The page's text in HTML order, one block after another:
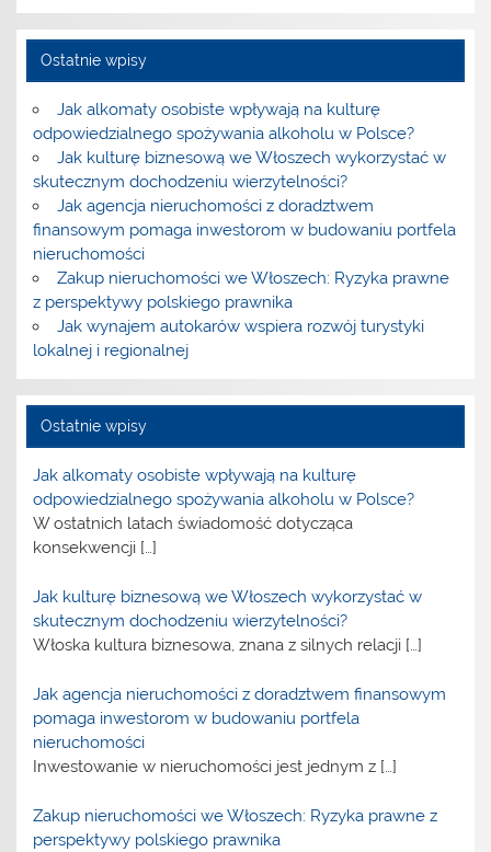
Ostatnie wpisy
Jak alkomaty osobiste wpływają na kulturę
odpowiedzialnego spożywania alkoholu w Polsce?
Jak kulturę biznesową we Włoszech wykorzystać w
skutecznym dochodzeniu wierzytelności?
Jak agencja nieruchomości z doradztwem
finansowym pomaga inwestorom w budowaniu portfela
nieruchomości
Zakup nieruchomości we Włoszech: Ryzyka prawne
z perspektywy polskiego prawnika
Jak wynajem autokarów wspiera rozwój turystyki
lokalnej i regionalnej
Ostatnie wpisy
Jak alkomaty osobiste wpływają na kulturę
odpowiedzialnego spożywania alkoholu w Polsce?
W ostatnich latach świadomość dotycząca
konsekwencji […]
Jak kulturę biznesową we Włoszech wykorzystać w
skutecznym dochodzeniu wierzytelności?
Włoska kultura biznesowa, znana z silnych relacji […]
Jak agencja nieruchomości z doradztwem finansowym
pomaga inwestorom w budowaniu portfela
nieruchomości
Inwestowanie w nieruchomości jest jednym z […]
Zakup nieruchomości we Włoszech: Ryzyka prawne z
perspektywy polskiego prawnika